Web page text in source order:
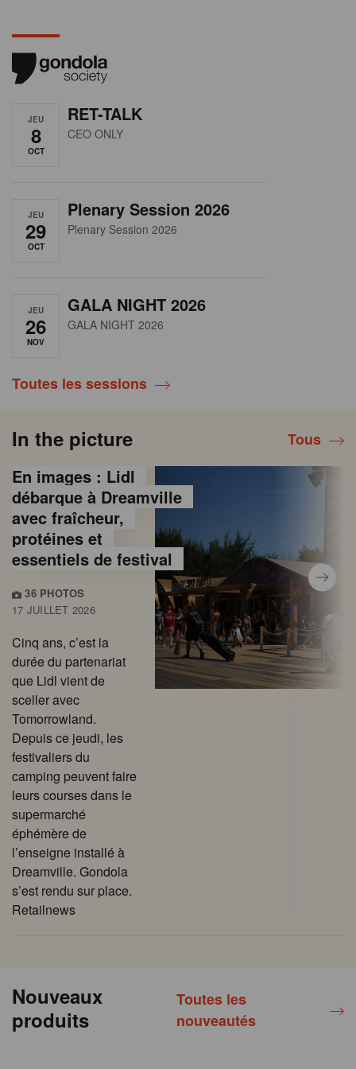
JEU
8
OCT
RET-TALK
CEO ONLY
JEU
29
OCT
Plenary Session 2026
Plenary Session 2026
JEU
26
NOV
GALA NIGHT 2026
GALA NIGHT 2026
Toutes les sessions
In the picture Tous
En images : Lidl
débarque à Dreamville
avec fraîcheur,
protéines et
essentiels de festival
36 PHOTOS
17 JUILLET 2026
Cinq ans, c’est la
durée du partenariat
que Lidl vient de
sceller avec
Tomorrowland.
Depuis ce jeudi, les
festivaliers du
camping peuvent faire
leurs courses dans le
supermarché
éphémère de
l’enseigne installé à
Dreamville. Gondola
s’est rendu sur place.
Retailnews
Nouveaux
produits
Toutes les
nouveautés